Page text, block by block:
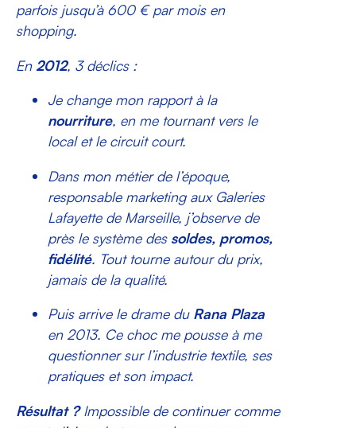
parfois jusqu’à 600 € par mois en
shopping.
En 2012, 3 déclics :
Je change mon rapport à la
nourriture, en me tournant vers le
local et le circuit court.
Dans mon métier de l’époque,
responsable marketing aux Galeries
Lafayette de Marseille, j’observe de
près le système des soldes, promos,
fidélité. Tout tourne autour du prix,
jamais de la qualité.
Puis arrive le drame du Rana Plaza
en 2013. Ce choc me pousse à me
questionner sur l’industrie textile, ses
pratiques et son impact.
Résultat ?Impossible de continuer comme